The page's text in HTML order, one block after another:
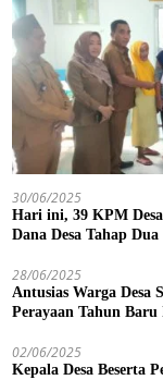
30/06/2025
Hari ini, 39 KPM
Dana Desa Tahap Dua
28/06/2025
Antusias Warga Desa
Perayaan Tahun
02/06/2025
Kepala Desa Beserta